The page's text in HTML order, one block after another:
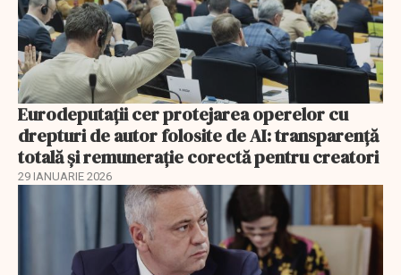
Eurodeputații cer protejarea operelor cu
drepturi de autor folosite de AI: transparență
totală și remunerație corectă pentru creatori
29 IANUARIE 2026